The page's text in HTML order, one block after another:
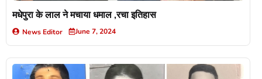
मधेपुरा के लाल ने मचाया धमाल ,रचा इतिहास
News Editor June 7, 2024